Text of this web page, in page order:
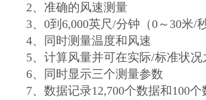
2、准确的风速测量
3、0到6,000英尺/分钟（0～30米/
4、同时测量温度和风速
5、计算风量并可在实际/标准状况
6、同时显示三个测量参数
7、数据记录12,700个数据和100个